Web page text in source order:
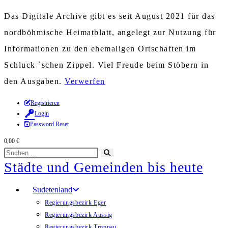
Das Digitale Archive gibt es seit August 2021 für das
nordböhmische Heimatblatt, angelegt zur Nutzung für
Informationen zu den ehemaligen Ortschaften im
Schluck `schen Zippel. Viel Freude beim Stöbern in
den Ausgaben. Verwerfen
Zum
Inhalt
springen
Registrieren
Login
Password Reset
0,00 €
Diese
Website
durchsuchen
starten
Städte und Gemeinden bis heute
Sudetenland
Regierungsbezirk Eger
Regierungsbezirk Aussig